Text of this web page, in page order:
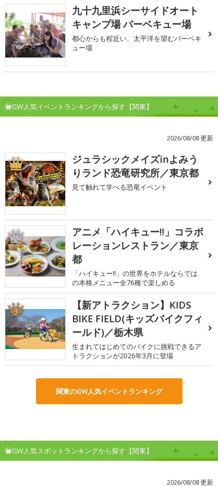
九十九里浜シーサイドオート
キャンプ場 バーベキュー場
都心からも程近い、太平洋を望むバーベキ
ュー場
GW人気イベントランキングから探す【関東】
2026/08/08 更新
1
ジュラシックメイズinよみう
りランド恐竜研究所／東京都
見て触れて学べる恐竜イベント
2
アニメ「ハイキュー!!」コラボ
レーションレストラン／東京
都
「ハイキュー!!」の世界をホテルならでは
の本格メニュー全76種で楽しめる
3
【新アトラクション】KIDS
BIKE FIELD(キッズバイクフィ
ールド)／栃木県
生まれてはじめてのバイクに挑戦できるア
トラクションが2026年3月に登場
関東のGW人気イベントランキング
GW人気スポットランキングから探す【関東】
2026/08/08 更新